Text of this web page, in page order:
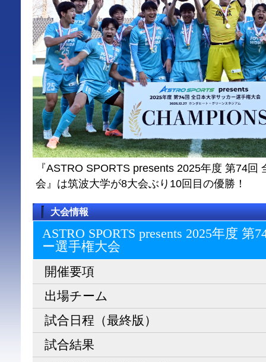
『ASTRO SPORTS presents 2025年度 第74回
会』は筑波大学が8大会ぶり10回目の優勝！
大会情報
ASTRO SPORTS presents 2025年度
ー選⼿権⼤会
開催要項
出場チーム
試合日程（最終版）
試合結果